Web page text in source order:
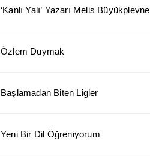
‘Kanlı Yalı’ Yazarı Melis Büyükplevne
Özlem Duymak
Başlamadan Biten Ligler
Yeni Bir Dil Öğreniyorum